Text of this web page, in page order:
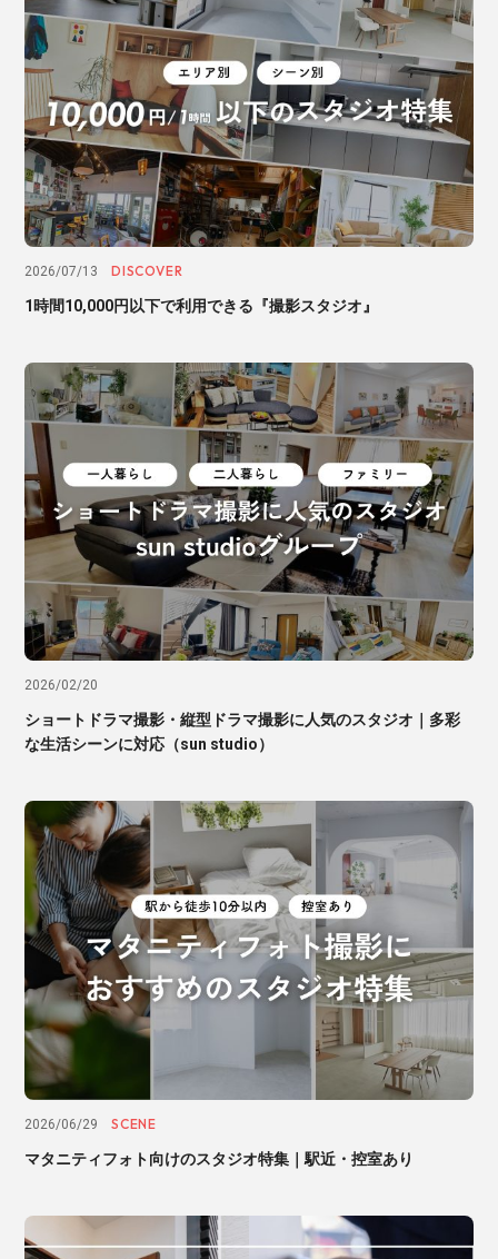
2026/07/13 DISCOVER
1時間10,000円以下で利用できる『撮影スタジオ』
2026/02/20
ショートドラマ撮影・縦型ドラマ撮影に人気のスタジオ｜多彩
な生活シーンに対応（sun studio）
2026/06/29 SCENE
マタニティフォト向けのスタジオ特集｜駅近・控室あり